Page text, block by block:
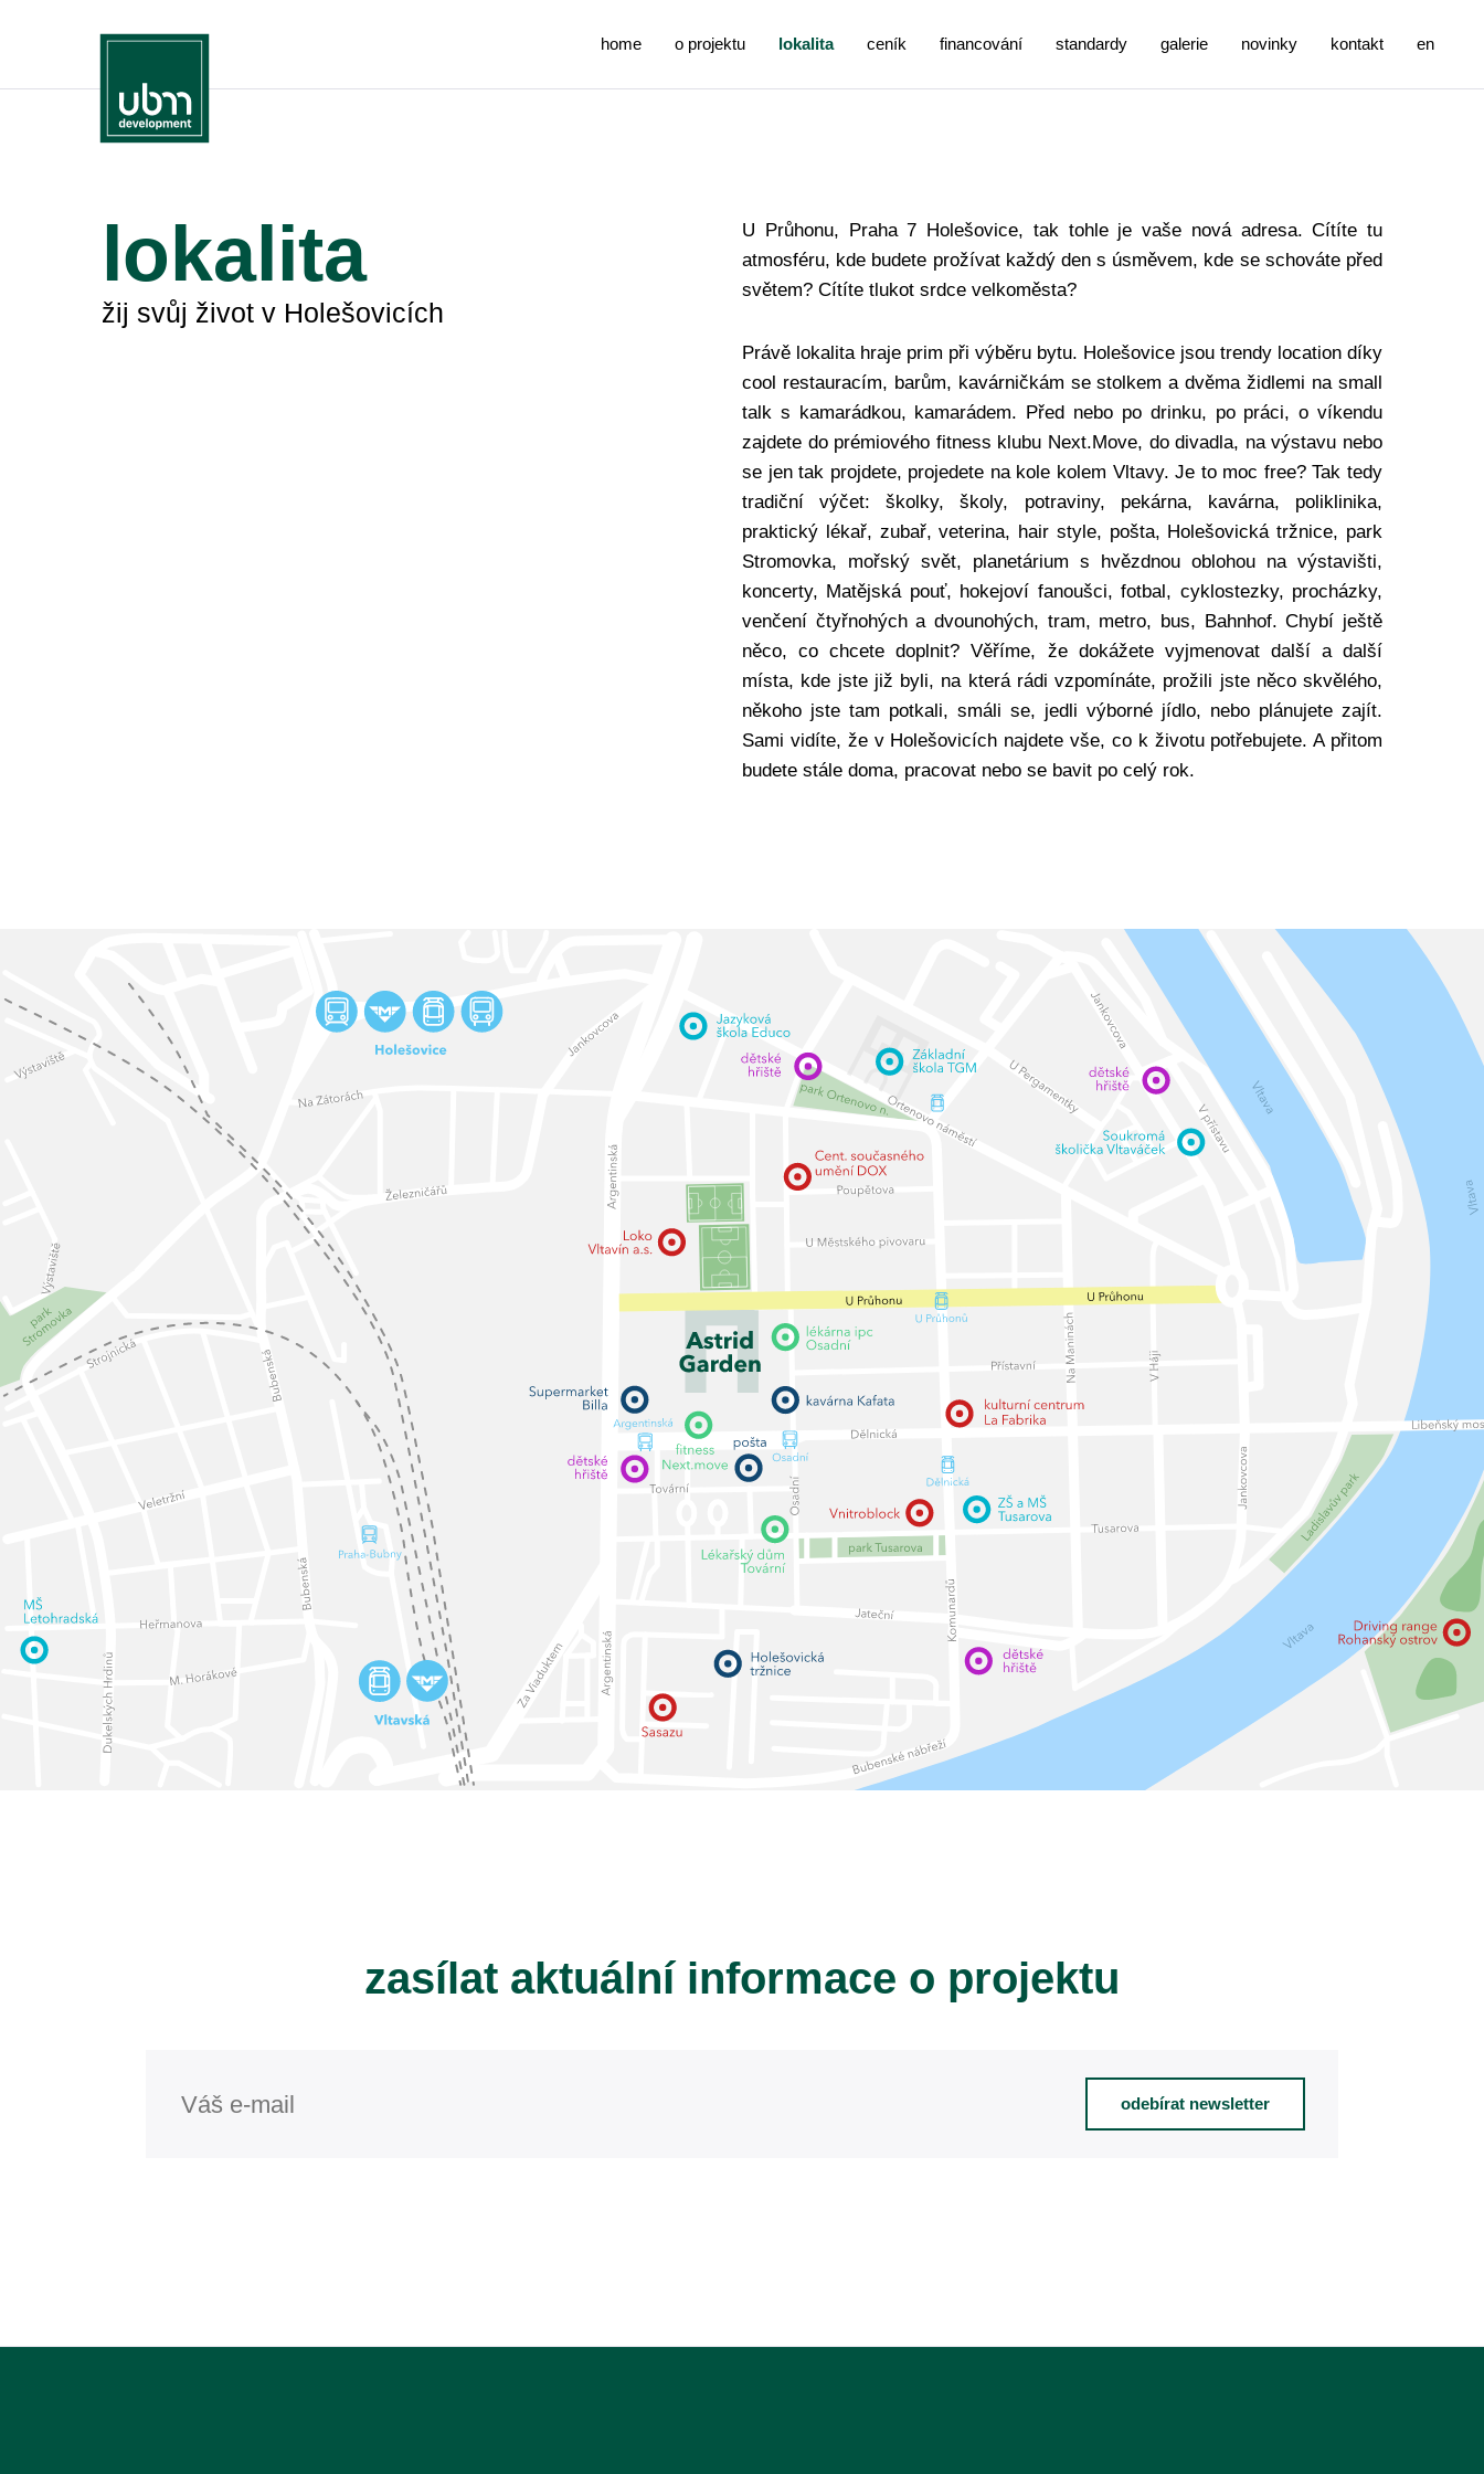
home o projektu lokalita ceník financování standardy galerie novinky kontakt en
lokalita
žij svůj život v Holešovicích
U Průhonu, Praha 7 Holešovice, tak tohle je vaše nová adresa. Cítíte tu
atmosféru, kde budete prožívat každý den s úsměvem, kde se schováte před
světem? Cítíte tlukot srdce velkoměsta?
Právě lokalita hraje prim při výběru bytu. Holešovice jsou trendy location díky
cool restauracím, barům, kavárničkám se stolkem a dvěma židlemi na small
talk s kamarádkou, kamarádem. Před nebo po drinku, po práci, o víkendu
zajdete do prémiového fitness klubu Next.Move, do divadla, na výstavu nebo
se jen tak projdete, projedete na kole kolem Vltavy. Je to moc free? Tak tedy
tradiční výčet: školky, školy, potraviny, pekárna, kavárna, poliklinika,
praktický lékař, zubař, veterina, hair style, pošta, Holešovická tržnice, park
Stromovka, mořský svět, planetárium s hvězdnou oblohou na výstavišti,
koncerty, Matějská pouť, hokejoví fanoušci, fotbal, cyklostezky, procházky,
venčení čtyřnohých a dvounohých, tram, metro, bus, Bahnhof. Chybí ještě
něco, co chcete doplnit? Věříme, že dokážete vyjmenovat další a další
místa, kde jste již byli, na která rádi vzpomínáte, prožili jste něco skvělého,
někoho jste tam potkali, smáli se, jedli výborné jídlo, nebo plánujete zajít.
Sami vidíte, že v Holešovicích najdete vše, co k životu potřebujete. A přitom
budete stále doma, pracovat nebo se bavit po celý rok.
zasílat aktuální informace o projektu
odebírat newsletter